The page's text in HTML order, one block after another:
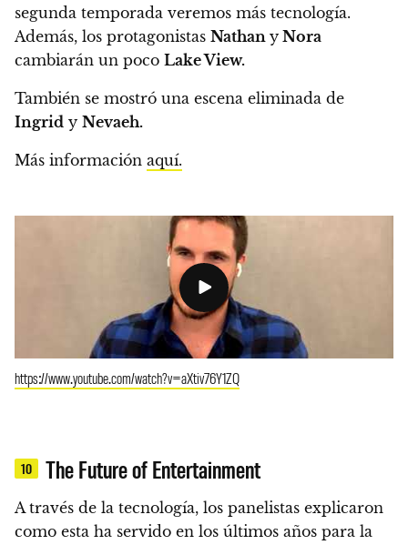
segunda temporada veremos más tecnología.
Además, los protagonistas Nathan y Nora
cambiarán un poco Lake View.
También se mostró una escena eliminada de
Ingrid y Nevaeh.
Más información aquí.
https://www.youtube.com/watch?v=aXtiv76Y1ZQ
10 The Future of Entertainment
A través de la tecnología, los panelistas explicaron
como esta ha servido en los últimos años para la